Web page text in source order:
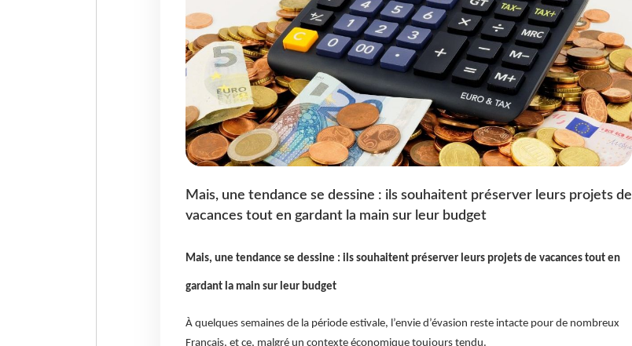
Mais, une tendance se dessine : ils souhaitent préserver leurs projets de
vacances tout en gardant la main sur leur budget
Mais, une tendance se dessine : ils souhaitent préserver leurs projets de vacances tout en
gardant la main sur leur budget
À quelques semaines de la période estivale, l’envie d’évasion reste intacte pour de nombreux
Français, et ce, malgré un contexte économique toujours tendu.